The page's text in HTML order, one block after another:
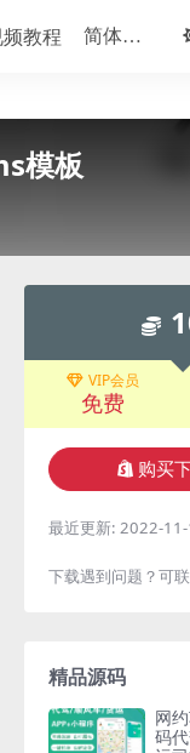
教程
模板
VIP会员
免费
购买
最近更新: 2022-
下载遇到问题？可
精品源码
网
码